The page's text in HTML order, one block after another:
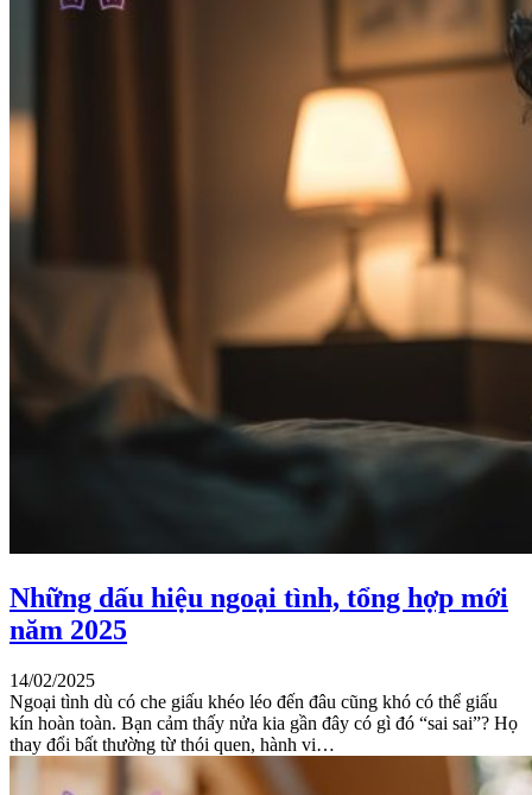
Những dấu hiệu ngoại tình, tổng hợp mới
năm 2025
14/02/2025
Ngoại tình dù có che giấu khéo léo đến đâu cũng khó có thể giấu
kín hoàn toàn. Bạn cảm thấy nửa kia gần đây có gì đó “sai sai”? Họ
thay đổi bất thường từ thói quen, hành vi…